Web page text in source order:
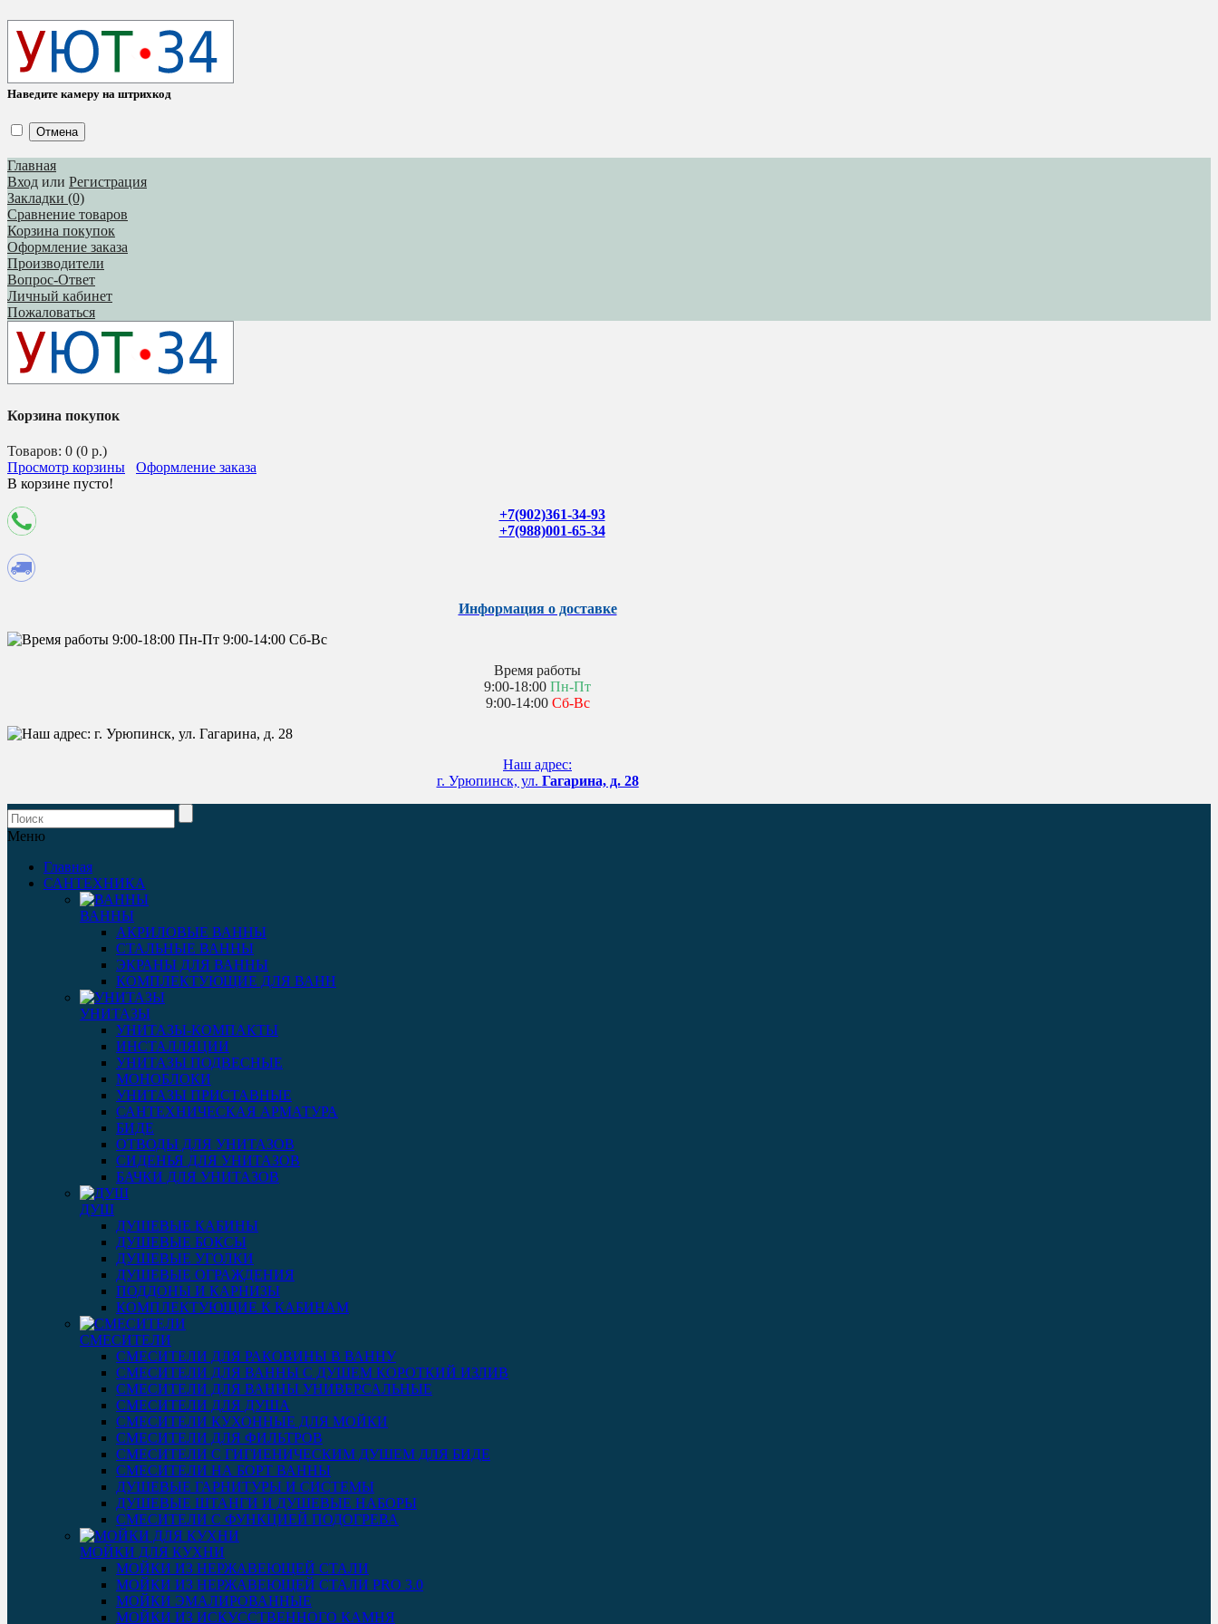
Наведите камеру на штрихкод
Отмена
Главная
Вход или Регистрация
Закладки (0)
Сравнение товаров
Корзина покупок
Оформление заказа
Производители
Вопрос-Ответ
Личный кабинет
Пожаловаться
Корзина покупок
Товаров: 0 (0 р.)
Просмотр корзины
Оформление заказа
В корзине пусто!
+7(902)361-34-93
+7(988)001-65-34
Информация о доставке
Время работы
9:00-18:00 Пн-Пт
9:00-14:00 Сб-Вс
Наш адрес:
г. Урюпинск, ул. Гагарина, д. 28
Меню
Главная
САНТЕХНИКА
ВАННЫ
АКРИЛОВЫЕ ВАННЫ
СТАЛЬНЫЕ ВАННЫ
ЭКРАНЫ ДЛЯ ВАННЫ
КОМПЛЕКТУЮЩИЕ ДЛЯ ВАНН
УНИТАЗЫ
УНИТАЗЫ-КОМПАКТЫ
ИНСТАЛЛЯЦИИ
УНИТАЗЫ ПОДВЕСНЫЕ
МОНОБЛОКИ
УНИТАЗЫ ПРИСТАВНЫЕ
САНТЕХНИЧЕСКАЯ АРМАТУРА
БИДЕ
ОТВОДЫ ДЛЯ УНИТАЗОВ
СИДЕНЬЯ ДЛЯ УНИТАЗОВ
БАЧКИ ДЛЯ УНИТАЗОВ
ДУШ
ДУШЕВЫЕ КАБИНЫ
ДУШЕВЫЕ БОКСЫ
ДУШЕВЫЕ УГОЛКИ
ДУШЕВЫЕ ОГРАЖДЕНИЯ
ПОДДОНЫ И КАРНИЗЫ
КОМПЛЕКТУЮЩИЕ К КАБИНАМ
СМЕСИТЕЛИ
СМЕСИТЕЛИ ДЛЯ РАКОВИНЫ В ВАННУ
СМЕСИТЕЛИ ДЛЯ ВАННЫ С ДУШЕМ КОРОТКИЙ ИЗЛИВ
СМЕСИТЕЛИ ДЛЯ ВАННЫ УНИВЕРСАЛЬНЫЕ
СМЕСИТЕЛИ ДЛЯ ДУША
СМЕСИТЕЛИ КУХОННЫЕ ДЛЯ МОЙКИ
СМЕСИТЕЛИ ДЛЯ ФИЛЬТРОВ
СМЕСИТЕЛИ С ГИГИЕНИЧЕСКИМ ДУШЕМ ДЛЯ БИДЕ
СМЕСИТЕЛИ НА БОРТ ВАННЫ
ДУШЕВЫЕ ГАРНИТУРЫ И СИСТЕМЫ
ДУШЕВЫЕ ШТАНГИ И ДУШЕВЫЕ НАБОРЫ
СМЕСИТЕЛИ С ФУНКЦИЕЙ ПОДОГРЕВА
МОЙКИ ДЛЯ КУХНИ
МОЙКИ ИЗ НЕРЖАВЕЮЩЕЙ СТАЛИ
МОЙКИ ИЗ НЕРЖАВЕЮЩЕЙ СТАЛИ PRO 3.0
МОЙКИ ЭМАЛИРОВАННЫЕ
МОЙКИ ИЗ ИСКУССТВЕННОГО КАМНЯ